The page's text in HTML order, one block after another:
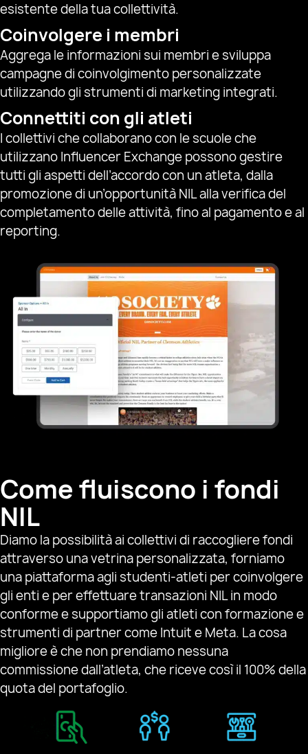
esistente della tua collettività.
Coinvolgere i membri
Aggrega le informazioni sui membri e sviluppa
campagne di coinvolgimento personalizzate
utilizzando gli strumenti di marketing integrati.
Connettiti con gli atleti
I collettivi che collaborano con le scuole che
utilizzano Influencer Exchange possono gestire
tutti gli aspetti dell’accordo con un atleta, dalla
promozione di un’opportunità NIL alla verifica del
completamento delle attività, fino al pagamento e al
reporting.
Come fluiscono i fondi
NIL
Diamo la possibilità ai collettivi di raccogliere fondi
attraverso una vetrina personalizzata, forniamo
una piattaforma agli studenti-atleti per coinvolgere
gli enti e per effettuare transazioni NIL in modo
conforme e supportiamo gli atleti con formazione e
strumenti di partner come Intuit e Meta. La cosa
migliore è che non prendiamo nessuna
commissione dall’atleta, che riceve così il 100% della
quota del portafoglio.